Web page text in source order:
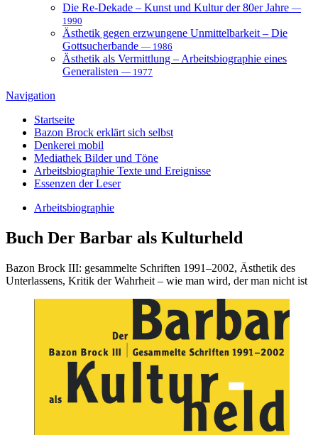
Die Re-Dekade – Kunst und Kultur der 80er Jahre —
1990
Ästhetik gegen erzwungene Unmittelbarkeit – Die
Gottsucherbande — 1986
Ästhetik als Vermittlung – Arbeitsbiographie eines
Generalisten — 1977
Navigation
Startseite
Bazon Brock erklärt sich selbst
Denkerei mobil
Mediathek Bilder und Töne
Arbeitsbiographie Texte und Ereignisse
Essenzen der Leser
Arbeitsbiographie
Buch Der Barbar als Kulturheld
Bazon Brock III: gesammelte Schriften 1991–2002, Ästhetik des
Unterlassens, Kritik der Wahrheit – wie man wird, der man nicht ist